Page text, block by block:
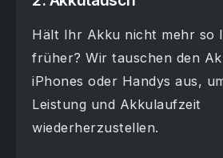
Hält Ihr Akku nicht mehr so
früher? Wir tauschen den
iPhones oder Handys aus,
Leistung und Akkulaufzeit
wiederherzustellen.